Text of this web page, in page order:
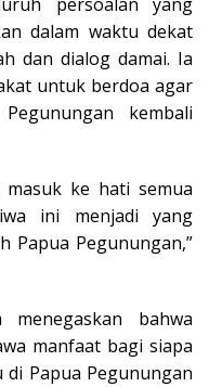
dalam waktu dekat
dan dialog damai. Ia
untuk berdoa agar
kembali
ke hati semua
ini menjadi yang
Papua Pegunungan,”
bahwa
manfaat bagi siapa
Papua Pegunungan